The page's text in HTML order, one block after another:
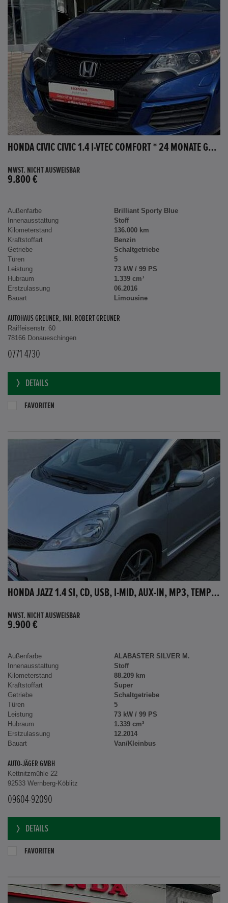
HONDA CIVIC CIVIC 1.4 I-VTEC COMFORT * 24 MONATE GARANTIE *
MWST. NICHT AUSWEISBAR
9.800 €
Außenfarbe
Brilliant Sporty Blue
Innenausstattung
Stoff
Kilometerstand
136.000 km
Kraftstoffart
Benzin
Getriebe
Schaltgetriebe
Türen
5
Leistung
73 kW / 99 PS
Hubraum
1.339 cm³
Erstzulassung
06.2016
Bauart
Limousine
AUTOHAUS GREUNER, INH. ROBERT GREUNER
Raiffeisenstr. 60
78166 Donaueschingen
0771 4730
DETAILS
FAVORITEN
HONDA JAZZ 1.4 SI, CD, USB, I-MID, AUX-IN, MP3, TEMPOMAT
MWST. NICHT AUSWEISBAR
9.900 €
Außenfarbe
ALABASTER SILVER M.
Innenausstattung
Stoff
Kilometerstand
88.209 km
Kraftstoffart
Super
Getriebe
Schaltgetriebe
Türen
5
Leistung
73 kW / 99 PS
Hubraum
1.339 cm³
Erstzulassung
12.2014
Bauart
Van/Kleinbus
AUTO-JÄGER GMBH
Kettnitzmühle 22
92533 Wernberg-Köblitz
09604-92090
DETAILS
FAVORITEN